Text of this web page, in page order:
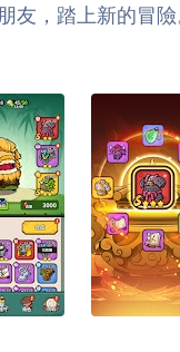
友，踏上新的冒險